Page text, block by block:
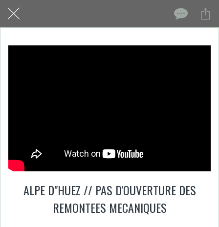
ALPE D"HUEZ // PAS D'OUVERTURE DES
REMONTEES MECANIQUES